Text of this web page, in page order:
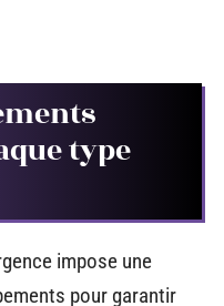
type
impose une
pour garantir